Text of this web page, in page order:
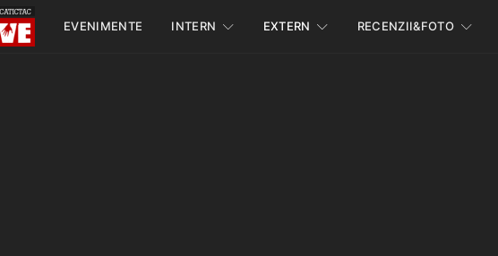
EVENIMENTE INTERN EXTERN RECENZII&FOTO